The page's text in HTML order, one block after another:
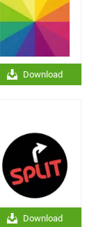
Download
Download